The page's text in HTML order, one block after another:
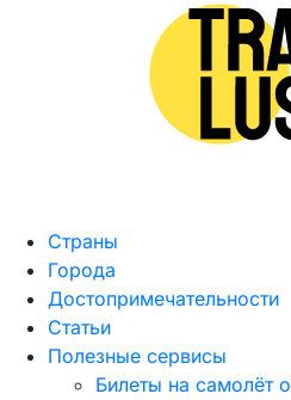
Страны
Города
Достопримечательности
Статьи
Полезные сервисы
Билеты на самолёт